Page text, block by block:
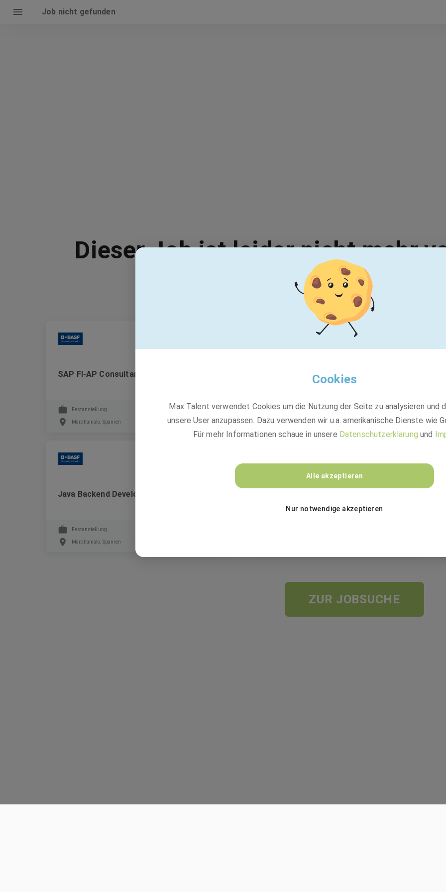
Job nicht gefunden
Dieser Job ist leider nicht mehr
Vielleicht passt einer dieser Jobs:
SAP FI-AP Consultant (m/f/d)
Festanstellung
Marchamalo, Spanien
QA Engineer (m/f/d)
Festanstellung
Marchamalo, Spanien
Java Backend Developer (m/f/d)
Festanstellung
Marchamalo, Spanien
ZUR JOBSUCHE
Cookies
Max Talent verwendet Cookies um die Nutzung der Seite zu analysieren und
unsere User anzupassen. Dazu verwenden wir u.a. amerikanische Dienste wie
Für mehr Informationen schaue in unsere Datenschutzerklärung und
Alle akzeptieren
Nur notwendige akzeptieren